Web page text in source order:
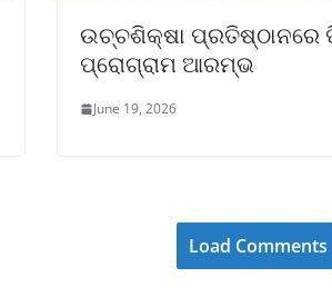
ଉଚ୍ଚଶିକ୍ଷା
ପ୍ରୋଗ୍ରାମ ଆରମ୍ଭ
June 19, 2026
Load Comments